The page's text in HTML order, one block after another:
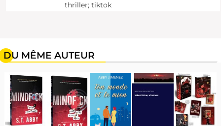
thriller; tiktok
DU MÊME AUTEUR